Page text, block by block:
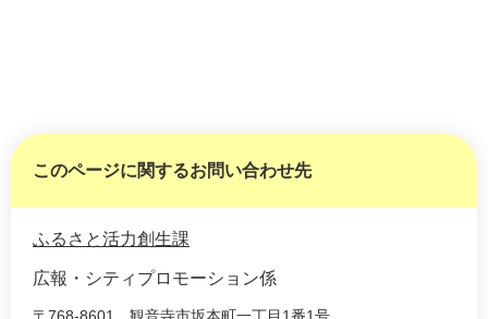
このページに関するお問い合わせ先
ふるさと活力創生課
広報・シティプロモーション係